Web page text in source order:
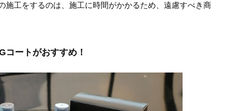
施工をするのは、施工に時間がかかるため、遠慮すべき商
コートがおすすめ！